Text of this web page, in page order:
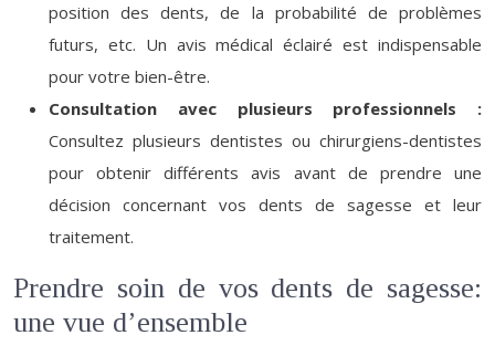
position des dents, de la probabilité de problèmes
futurs, etc. Un avis médical éclairé est indispensable
pour votre bien-être.
Consultation avec plusieurs professionnels :
Consultez plusieurs dentistes ou chirurgiens-dentistes
pour obtenir différents avis avant de prendre une
décision concernant vos dents de sagesse et leur
traitement.
Prendre soin de vos dents de sagesse:
une vue d’ensemble